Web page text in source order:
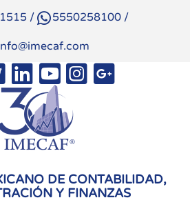
/ 5550258100 /
DE CONTABILIDAD,
Y FINANZAS